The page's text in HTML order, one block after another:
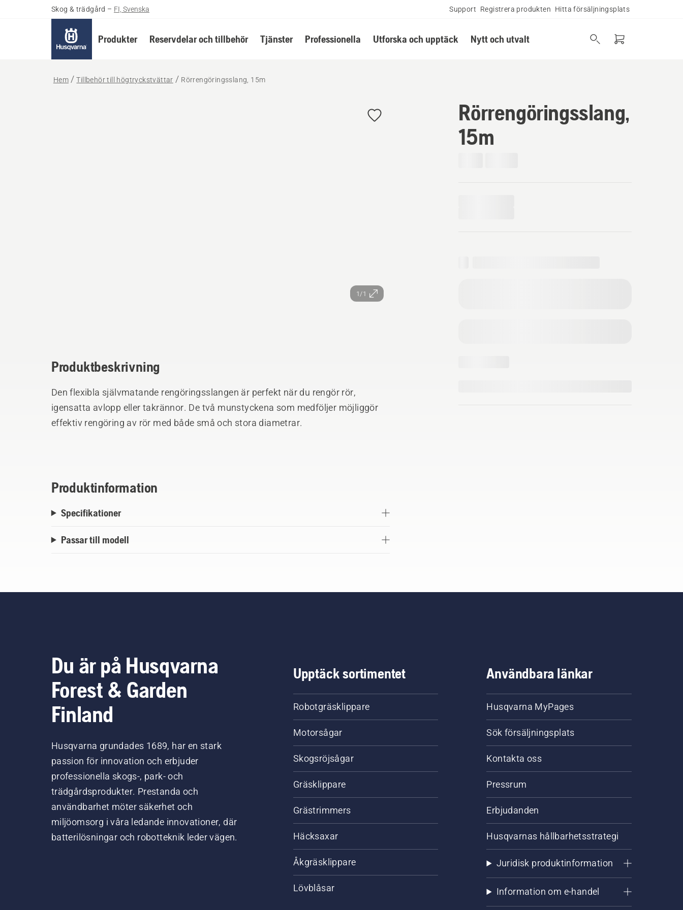
Skog & trädgård – FI, Svenska Support Registrera produkten Hitta försäljningsplats
Produkter Reservdelar och tillbehör Tjänster Professionella Utforska och upptäck Nytt och utvalt
Hem Tillbehör till högtryckstvättar Rörrengöringsslang, 15m
1/1
Rörrengöringsslang,
15m
Produktbeskrivning
Den flexibla självmatande rengöringsslangen är perfekt när du rengör rör,
igensatta avlopp eller takrännor. De två munstyckena som medföljer möjliggör
effektiv rengöring av rör med både små och stora diametrar.
Produktinformation
Specifikationer
Passar till modell
Du är på Husqvarna
Forest & Garden
Finland
Husqvarna grundades 1689, har en stark
passion för innovation och erbjuder
professionella skogs-, park- och
trädgårdsprodukter. Prestanda och
användbarhet möter säkerhet och
miljöomsorg i våra ledande innovationer, där
batterilösningar och robotteknik leder vägen.
Upptäck sortimentet
Robotgräsklippare
Motorsågar
Skogsröjsågar
Gräsklippare
Grästrimmers
Häcksaxar
Åkgräsklippare
Lövblåsar
Användbara länkar
Husqvarna MyPages
Sök försäljningsplats
Kontakta oss
Pressrum
Erbjudanden
Husqvarnas hållbarhetsstrategi
Juridisk produktinformation
Information om e-handel